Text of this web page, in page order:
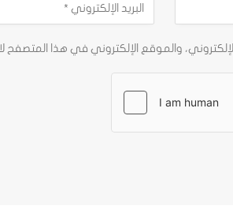
والموقع الإلكتروني في هذا المتصفح